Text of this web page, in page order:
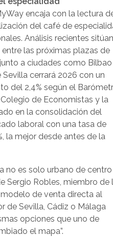
encaja con la lectura
del café de
Análisis recientes
las próximas plazas de
a ciudades como
cerrará 2026 con un
del 2,4% según el
de Economistas y la
en la consolidación del
laboral con una tasa de
la mejor desde antes de la
no es solo urbano de
Sergio Robles, miembro de
modelo de venta directa al
de Sevilla, Cádiz o Málaga
opciones que uno de
el mapa”.